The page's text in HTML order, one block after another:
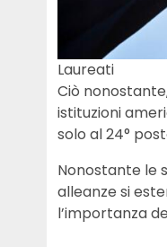
Laureati
Ciò
istituzioni
solo al 24°
Nonostante le
alleanze si
l’importanza